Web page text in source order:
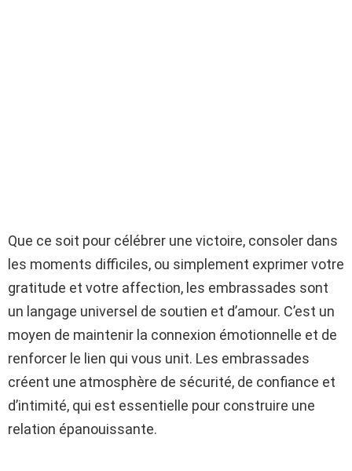
Que ce soit pour célébrer une victoire, consoler dans
les moments difficiles, ou simplement exprimer votre
gratitude et votre affection, les embrassades sont
un langage universel de soutien et d’amour. C’est un
moyen de maintenir la connexion émotionnelle et de
renforcer le lien qui vous unit. Les embrassades
créent une atmosphère de sécurité, de confiance et
d’intimité, qui est essentielle pour construire une
relation épanouissante.